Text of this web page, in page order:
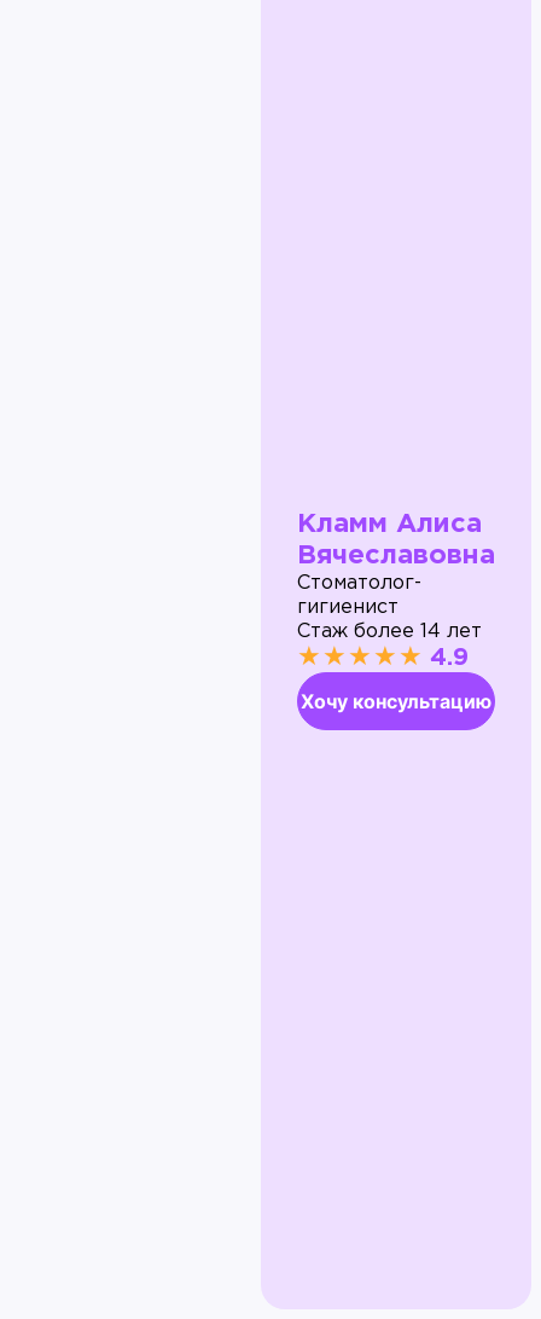
Кламм Алиса
Вячеславовна
Стоматолог-
гигиенист
Стаж более 14 лет
★★★★★ 4.9
Хочу консультацию